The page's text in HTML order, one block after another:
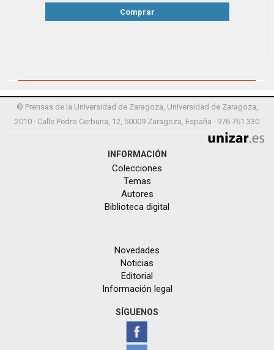
Comprar
© Prensas de la Universidad de Zaragoza, Universidad de Zaragoza,
2010 · Calle Pedro Cerbuna, 12, 50009 Zaragoza, España · 976 761 330
INFORMACIÓN
Colecciones
Temas
Autores
Biblioteca digital
Novedades
Noticias
Editorial
Información legal
SÍGUENOS